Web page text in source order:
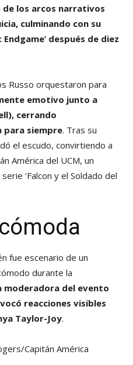
de los arcos narrativos
culminando con su
después de diez
Russo orquestaron para
emotivo junto a
cerrando
para siempre. Tras su
el escudo, convirtiendo a
América del UCM, un
‘Falcon y el Soldado del
fue escenario de un
durante la
moderadora del evento
reacciones visibles
Taylor-Joy.